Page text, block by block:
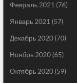
Февраль 2021 (76)
Январь 2021 (57)
Декабрь 2020(70)
Ноябрь 2020(65)
Октябрь 2020(59)